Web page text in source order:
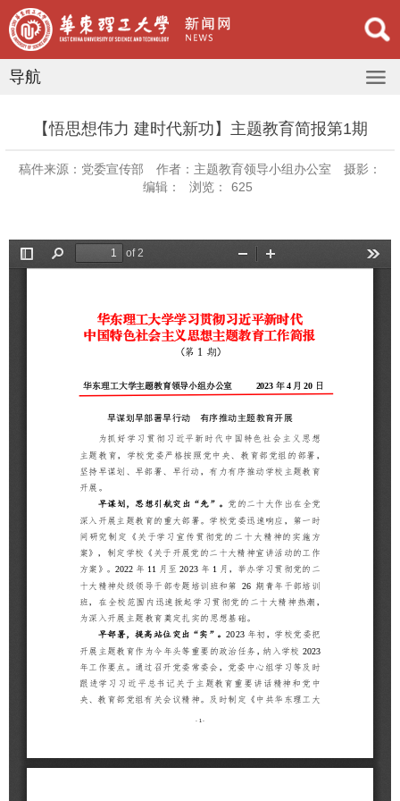
导航
【悟思想伟力 建时代新功】主题教育简报第1期
稿件来源：党委宣传部 作者：主题教育领导小组办公室
摄影：
编辑：
浏览： 625